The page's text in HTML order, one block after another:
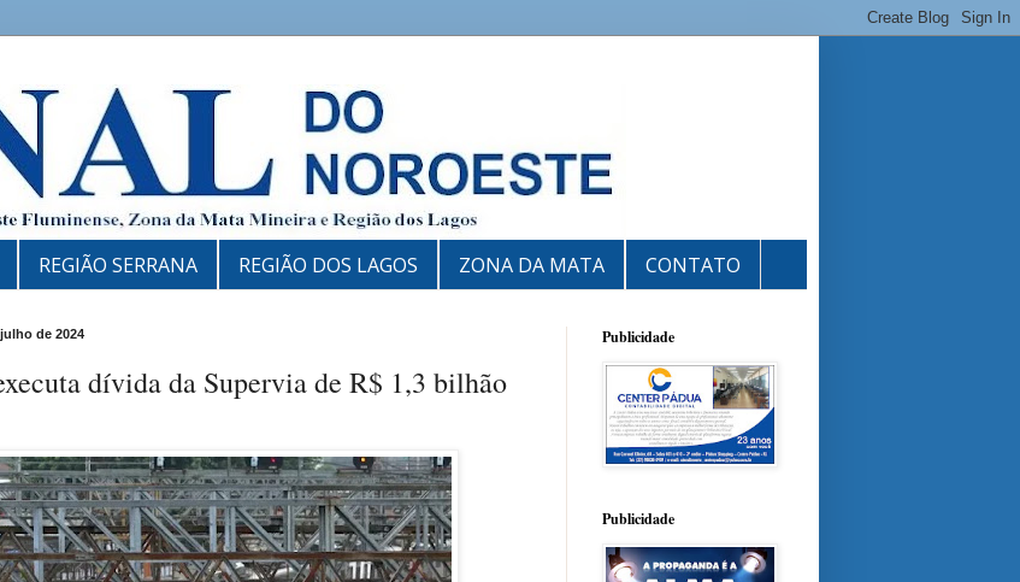
REGIÃO SERRANA REGIÃO DOS LAGOS ZONA DA MATA CONTATO
de 2024
dívida da Supervia de R$ 1,3 bilhão
Publicidade
Publicidade